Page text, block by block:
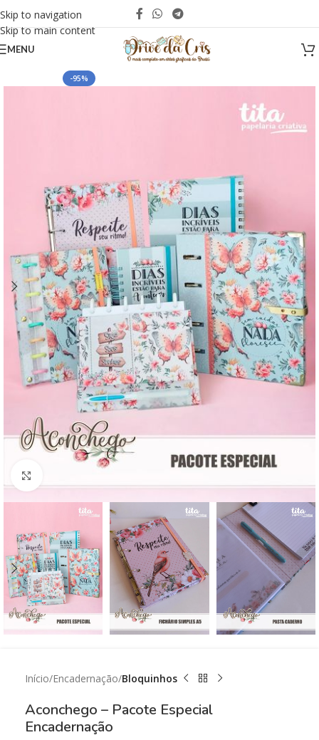
Skip to navigation
Skip to main content
MENU
-95%
Início Encadernação Bloquinhos
Aconchego – Pacote Especial
Encadernação